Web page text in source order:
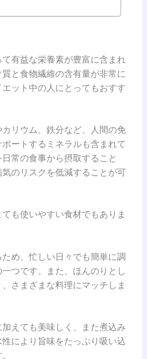
有益な栄養素が豊富に含まれ
と食物繊維の含有量が非常に
ット中の人にとってもおすす
リウム、鉄分など、人間の免
ートするミネラルも含まれて
常の食事から摂取すること
のリスクを低減することが可
も使いやすい食材でもありま
め、忙しい日々でも簡単に調
つです。また、ほんのりとし
さまざまな料理にマッチしま
えても美味しく、また煮込み
により旨味をたっぷり吸い込